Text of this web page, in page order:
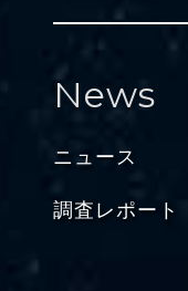
News
ニュース
調査レポート